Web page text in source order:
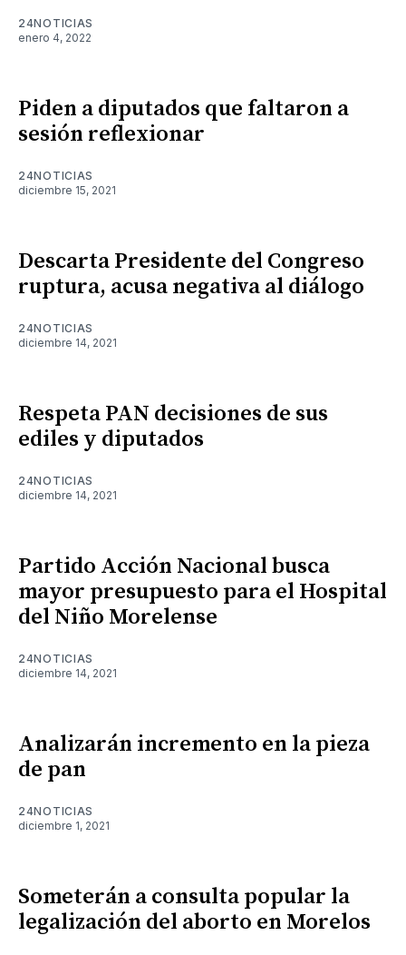
24NOTICIAS
enero 4, 2022
Piden a diputados que faltaron a
sesión reflexionar
24NOTICIAS
diciembre 15, 2021
Descarta Presidente del Congreso
ruptura, acusa negativa al diálogo
24NOTICIAS
diciembre 14, 2021
Respeta PAN decisiones de sus
ediles y diputados
24NOTICIAS
diciembre 14, 2021
Partido Acción Nacional busca
mayor presupuesto para el Hospital
del Niño Morelense
24NOTICIAS
diciembre 14, 2021
Analizarán incremento en la pieza
de pan
24NOTICIAS
diciembre 1, 2021
Someterán a consulta popular la
legalización del aborto en Morelos